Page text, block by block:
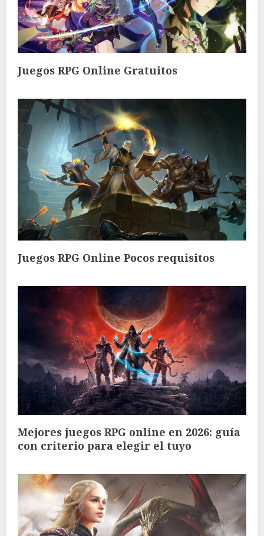
Juegos RPG Online Gratuitos
Juegos RPG Online Pocos requisitos
Mejores juegos RPG online en 2026: guía
con criterio para elegir el tuyo